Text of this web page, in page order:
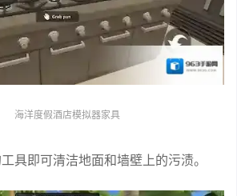
海洋度假酒店模拟器家具
具即可清洁地面和墙壁上的污渍。